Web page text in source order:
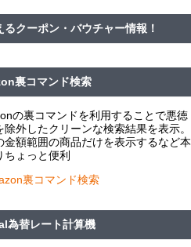
るクーポン・バウチャー情報！
裏コマンド検索
の裏コマンドを利用することで悪徳
除外したクリーンな検索結果を表示。
金額範囲の商品だけを表示するなど本
ちょっと便利
裏コマンド検索
為替レート計算機